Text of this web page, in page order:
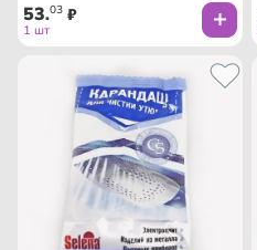
53.03 ₽
1 шт